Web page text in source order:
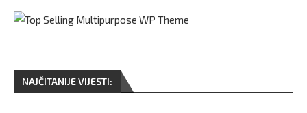
NAJČITANIJE VIJESTI: